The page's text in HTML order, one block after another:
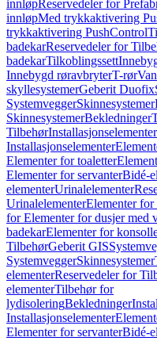
innløpReservedeler for
innløpMed trykkaktivering
trykkaktivering PushControl
badekarReservedeler for
badekarTilkoblingssett
Innebygd røravbryterT-rør
skyllesystemerGeberit Duofix
SystemveggerSkinnesystemer
SkinnesystemerBekledninger
TilbehørInstallasjonselementer
Installasjonselementer
Elementer for toaletter
Elementer for servanterBidé-
elementerUrinalelementer
UrinalelementerElementer
for Elementer for dusjer med
badekarElementer for
TilbehørGeberit GIS
SystemveggerSkinnesystemer
elementerReservedeler for
elementerTilbehør for
lydisoleringBekledninger
Installasjonselementer
Elementer for servanterBidé-